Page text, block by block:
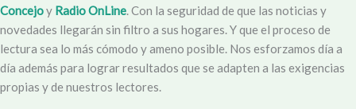
Concejoy Radio OnLine. Con la seguridad de que las noticias y
novedades llegarán sin filtro a sus hogares. Y que el proceso de
lectura sea lo más cómodo y ameno posible. Nos esforzamos día a
día además para lograr resultados que se adapten a las exigencias
propias y de nuestros lectores.